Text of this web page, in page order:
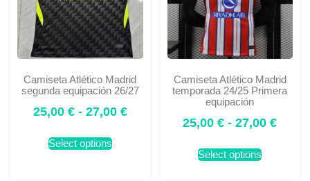
Camiseta Atlético Madrid
segunda equipación 26/27
25,00 € - 27,00 €
Select options
Camiseta Atlético Madrid
temporada 24/25 Primera
equipación
25,00€ - 27,00€
Select options